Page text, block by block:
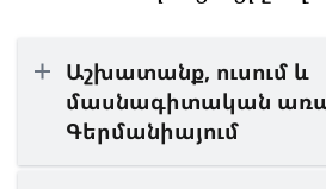
Աշխատանք, ուսում և
մասնագիտական
Գերմանիայում